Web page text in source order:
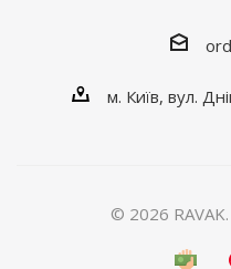
м. Київ, вул.
© 2026